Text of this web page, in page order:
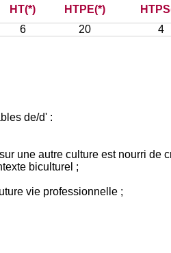
HT(*) HTPE(*)
6 20 4
de/d' :
une autre culture est nourri de
biculturel ;
vie professionnelle ;